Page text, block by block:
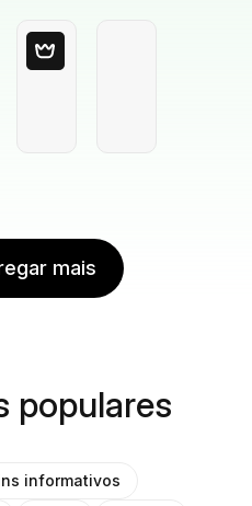
mais
populares
informativos